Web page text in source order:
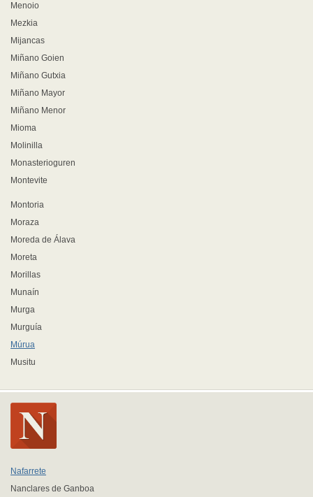
Menoio
Mezkia
Mijancas
Miñano Goien
Miñano Gutxia
Miñano Mayor
Miñano Menor
Mioma
Molinilla
Monasterioguren
Montevite
Montoria
Moraza
Moreda de Álava
Moreta
Morillas
Munaín
Murga
Murguía
Múrua
Musitu
Nafarrete
Nanclares de Ganboa